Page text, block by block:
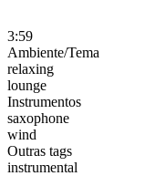
3:59
Ambiente/Tema
relaxing
lounge
Instrumentos
saxophone
wind
Outras tags
instrumental